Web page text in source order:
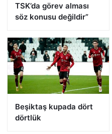
TSK’da görev alması
söz konusu değildir”
Beşiktaş kupada dört
dörtlük